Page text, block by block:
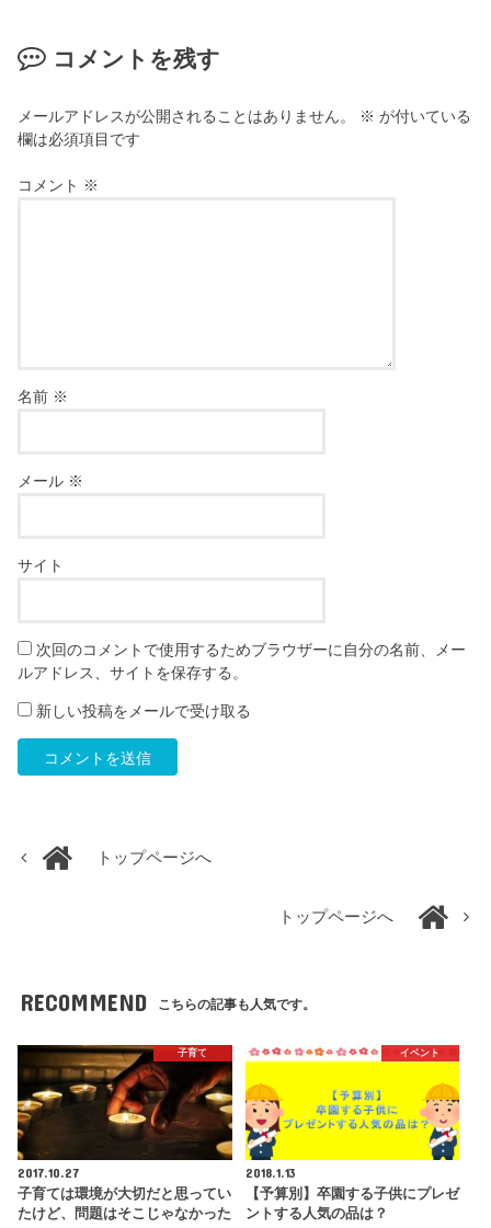
コメントを残す
メールアドレスが公開されることはありません。 ※ が付いている
欄は必須項目です
コメント ※
名前 ※
メール ※
サイト
次回のコメントで使用するためブラウザーに自分の名前、メー
ルアドレス、サイトを保存する。
新しい投稿をメールで受け取る
トップページへ
トップページへ
RECOMMEND こちらの記事も人気です。
子育て
2017.10.27
子育ては環境が大切だと思ってい
たけど、問題はそこじゃなかった
イベント
2018.1.13
【予算別】卒園する子供にプレゼ
ントする人気の品は？